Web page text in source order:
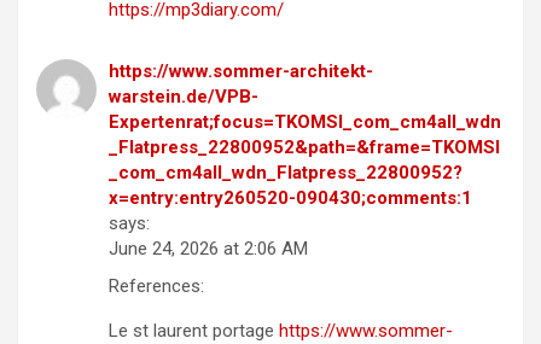
https://mp3diary.com/
https://www.sommer-architekt-
warstein.de/VPB-
Expertenrat;focus=TKOMSI_com_cm4all_wdn
_Flatpress_22800952&path=&frame=TKOMSI
_com_cm4all_wdn_Flatpress_22800952?
x=entry:entry260520-090430;comments:1
says:
June 24, 2026 at 2:06 AM
References:
Le st laurent portage https://www.sommer-